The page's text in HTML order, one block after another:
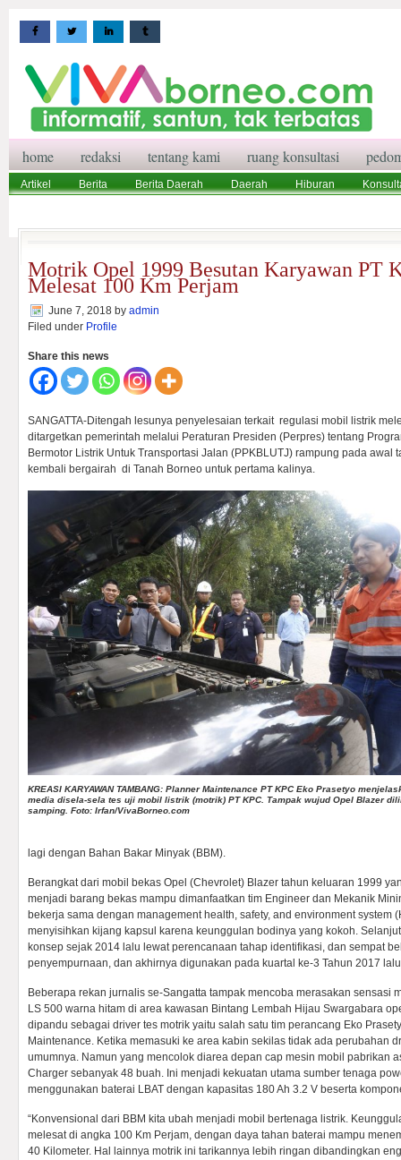
home redaksi tentang kami ruang konsultasi
Artikel Berita Berita Daerah Daerah Hiburan
Motrik Opel 1999 Besutan Karyawan PT
Melesat 100 Km Perjam
June 7, 2018 by admin
Filed under Profile
Share this news
SANGATTA-Ditengah lesunya penyelesaian terkait regulasi mobil listrik
ditargetkan pemerintah melalui Peraturan Presiden (Perpres) tentang
Bermotor Listrik Untuk Transportasi Jalan (PPKBLUTJ) rampung pada awal
kembali bergairah di Tanah Borneo untuk pertama kalinya.
KREASI KARYAWAN TAMBANG: Planner Maintenance PT KPC Eko Prasetyo
media disela-sela tes uji mobil listrik (motrik) PT KPC. Tampak wujud Opel Blazer
samping. Foto: Irfan/VivaBorneo.com
lagi dengan Bahan Bakar Minyak (BBM).
Berangkat dari mobil bekas Opel (Chevrolet) Blazer tahun keluaran 1999
menjadi barang bekas mampu dimanfaatkan tim Engineer dan Mekanik
bekerja sama dengan management health, safety, and environment system
menyisihkan kijang kapsul karena keunggulan bodinya yang kokoh.
konsep sejak 2014 lalu lewat perencanaan tahap identifikasi, dan sempat
penyempurnaan, dan akhirnya digunakan pada kuartal ke-3 Tahun 2017
Beberapa rekan jurnalis se-Sangatta tampak mencoba merasakan sensasi
LS 500 warna hitam di area kawasan Bintang Lembah Hijau Swargabara
dipandu sebagai driver tes motrik yaitu salah satu tim perancang Eko
Maintenance. Ketika memasuki ke area kabin sekilas tidak ada perubahan
umumnya. Namun yang mencolok diarea depan cap mesin mobil pabrikan
Charger sebanyak 48 buah. Ini menjadi kekuatan utama sumber tenaga
menggunakan baterai LBAT dengan kapasitas 180 Ah 3.2 V beserta
“Konvensional dari BBM kita ubah menjadi mobil bertenaga listrik.
melesat di angka 100 Km Perjam, dengan daya tahan baterai mampu
40 Kilometer. Hal lainnya motrik ini tarikannya lebih ringan dibandingkan